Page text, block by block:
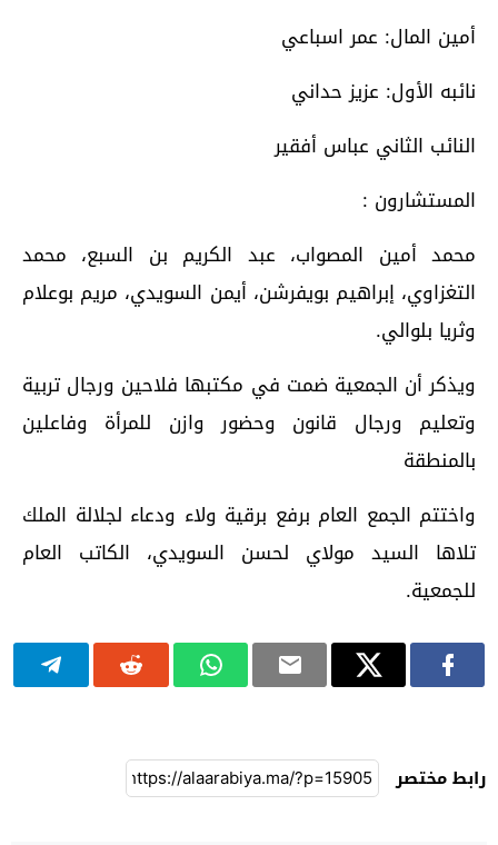
أمين المال: عمر اسباعي
نائبه الأول: عزيز حداني
النائب الثاني عباس أفقير
المستشارون :
محمد أمين المصواب، عبد الكريم بن السبع، محمد
التغزاوي، إبراهيم بويفرشن، أيمن السويدي، مريم بوعلام
وثريا بلوالي.
ويذكر أن الجمعية ضمت في مكتبها فلاحين ورجال تربية
وتعليم ورجال قانون وحضور وازن للمرأة وفاعلين
بالمنطقة
واختتم الجمع العام برفع برقية ولاء ودعاء لجلالة الملك
تلاها السيد مولاي لحسن السويدي، الكاتب العام
للجمعية.
رابط مختصر